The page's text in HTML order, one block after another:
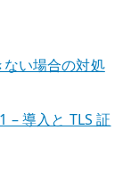
い場合の対処
導入と TLS 証